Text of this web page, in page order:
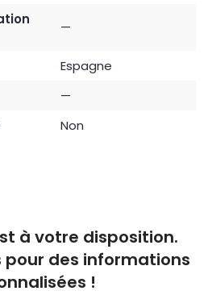
—
Espagne
—
Non
à votre disposition.
des informations
!